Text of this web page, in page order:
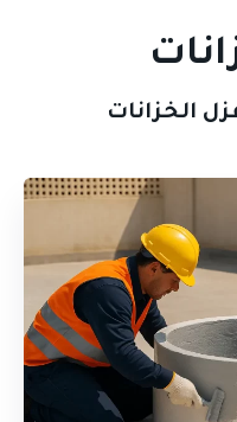
الخزانات